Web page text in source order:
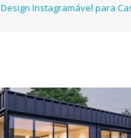
Design Instagramável para